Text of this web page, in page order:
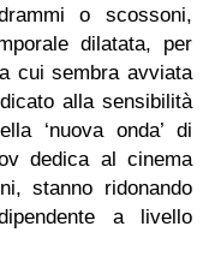
o scossoni,
dilatata, per
cui sembra avviata
alla sensibilità
‘nuova onda’ di
dedica al cinema
stanno ridonando
a livello